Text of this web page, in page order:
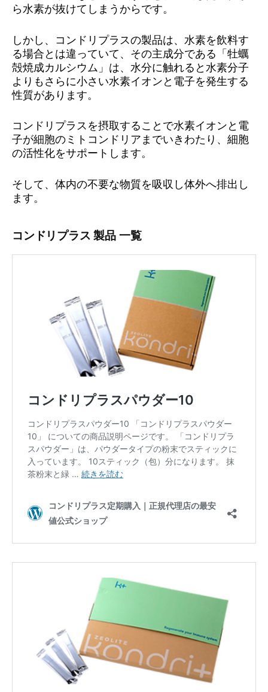
ら水素が抜けてしまうからです。
しかし、コンドリプラスの製品は、水素を飲料す
る場合とは違っていて、その主成分である「牡蠣
殻焼成カルシウム」は、水分に触れると水素分子
よりもさらに小さい水素イオンと電子を発生する
性質があります。
コンドリプラスを摂取することで水素イオンと電
子が細胞のミトコンドリアまでいきわたり、細胞
の活性化をサポートします。
そして、体内の不要な物質を吸収し体外へ排出し
ます。
コンドリプラス 製品 一覧